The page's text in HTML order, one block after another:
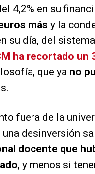
4,2% en su
más y la
su día, del
ha recortado un
que ya no
fuera de la
desinversión
docente que
, y menos si